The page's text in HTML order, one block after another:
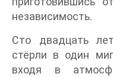
независимость.
Сто двадцать
стёрли в один
входя в